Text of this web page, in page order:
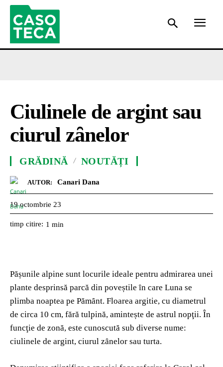
Ciulinele de argint sau
ciurul zȃnelor
GRĂDINĂ NOUTĂȚI
AUTOR: Canari Dana
19 octombrie 23
timp citire: 1 min
Pășunile alpine sunt locurile ideale pentru admirarea unei
plante desprinsă parcă din poveștile ȋn care Luna se
plimba noaptea pe Pămȃnt. Floarea argitie, cu diametrul
de circa 10 cm, fără tulpină, amintește de astrul nopţii. În
funcţie de zonă, este cunoscută sub diverse nume:
ciulinele de argint, ciurul zȃnelor sau turta.